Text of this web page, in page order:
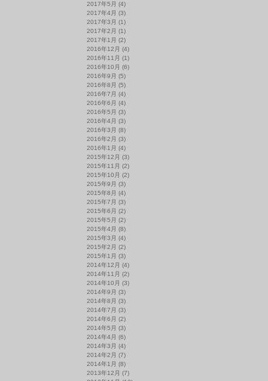
2017年5月 (4)
2017年4月 (3)
2017年3月 (1)
2017年2月 (1)
2017年1月 (2)
2016年12月 (4)
2016年11月 (1)
2016年10月 (6)
2016年9月 (5)
2016年8月 (5)
2016年7月 (4)
2016年6月 (4)
2016年5月 (3)
2016年4月 (3)
2016年3月 (8)
2016年2月 (3)
2016年1月 (4)
2015年12月 (3)
2015年11月 (2)
2015年10月 (2)
2015年9月 (3)
2015年8月 (4)
2015年7月 (3)
2015年6月 (2)
2015年5月 (2)
2015年4月 (8)
2015年3月 (4)
2015年2月 (2)
2015年1月 (3)
2014年12月 (4)
2014年11月 (2)
2014年10月 (3)
2014年9月 (3)
2014年8月 (3)
2014年7月 (3)
2014年6月 (2)
2014年5月 (3)
2014年4月 (6)
2014年3月 (4)
2014年2月 (7)
2014年1月 (8)
2013年12月 (7)